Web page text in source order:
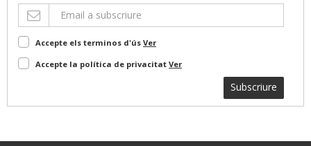
Accepte els terminos d'ús Ver
Accepte la política de privacitat Ver
Subscriure